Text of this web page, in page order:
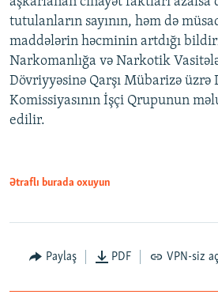
tutulanların sayının, həm də
maddələrin həcminin artdığı
Narkomanlığa və Narkotik
Dövriyyəsinə Qarşı Mübarizə üzrə
Komissiyasının İşçi Qrupunun
edilir.
Ətraflı burada oxuyun
Paylaş PDF VPN-siz